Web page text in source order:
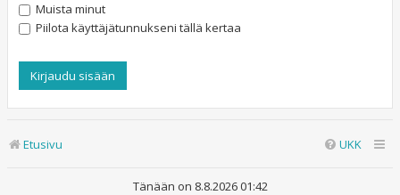
Muista minut
Piilota käyttäjätunnukseni tällä kertaa
Etusivu UKK
Tänään on 8.8.2026 01:42